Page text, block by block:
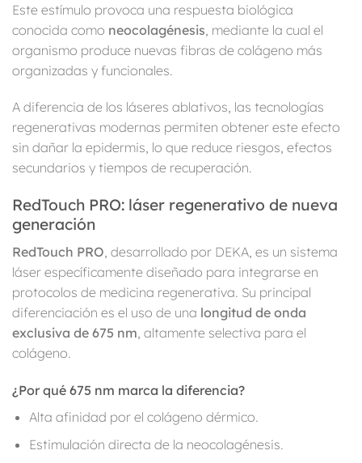
Este estímulo provoca una respuesta biológica
conocida como neocolagénesis , mediante la cual el
organismo produce nuevas fibras de colágeno más
organizadas y funcionales.
A diferencia de los láseres ablativos, las tecnologías
regenerativas modernas permiten obtener este efecto
sin dañar la epidermis, lo que reduce riesgos, efectos
secundarios y tiempos de recuperación.
RedTouch PRO: láser regenerativo de nueva
generación
RedTouch PRO , desarrollado por DEKA, es un sistema
láser específicamente diseñado para integrarse en
protocolos de medicina regenerativa. Su principal
diferenciación es el uso de una longitud de onda
exclusiva de 675 nm , altamente selectiva para el
colágeno.
¿Por qué 675 nm marca la diferencia?
Alta afinidad por el colágeno dérmico.
Estimulación directa de la neocolagénesis.